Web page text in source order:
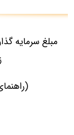
مبلغ سرمایه